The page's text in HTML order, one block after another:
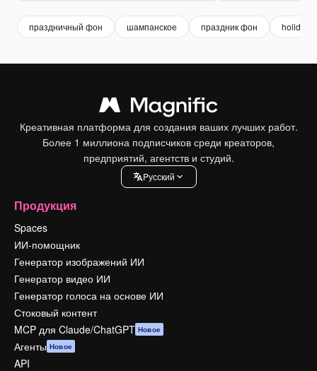
праздничный фон шампанское праздник фон holiday
Креативная платформа для создания ваших лучших работ.
Более 1 миллиона подписчиков среди креаторов,
предприятий, агентств и студий.
Pусский
Продукция
Spaces
ИИ-помощник
Генератор изображений ИИ
Генератор видео ИИ
Генератор голоса на основе ИИ
Стоковый контент
MCP для Claude/ChatGPT Новое
Агенты Новое
API